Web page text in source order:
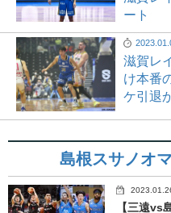
ート
滋賀レ
け本番
ケ引退
島根スサノオ
【三遠vs